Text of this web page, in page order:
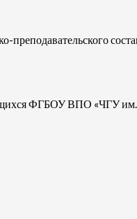
ФГБОУ ВПО «ЧГУ